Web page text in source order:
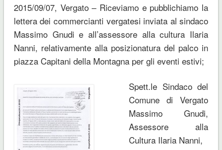
2015/09/07, Vergato – Riceviamo e pubblichiamo la
lettera dei commercianti vergatesi inviata al sindaco
Massimo Gnudi e all’assessore alla cultura Ilaria
Nanni, relativamente alla posizionatura del palco in
piazza Capitani della Montagna per gli eventi estivi;
Spett.le Sindaco del
Comune di Vergato
Massimo Gnudi,
Assessore alla
Cultura Ilaria Nanni,